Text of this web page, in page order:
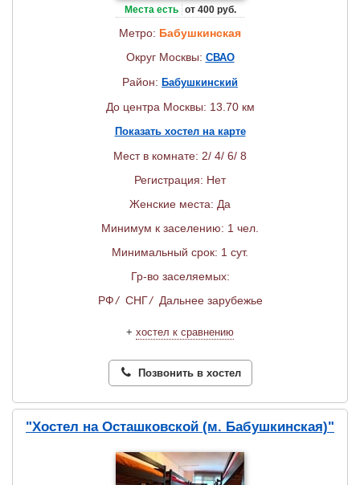
Места есть от 400 руб.
Метро: Бабушкинская
Округ Москвы: СВАО
Район: Бабушкинский
До центра Москвы: 13.70 км
Показать хостел на карте
Мест в комнате: 2/ 4/ 6/ 8
Регистрация: Нет
Женские места: Да
Минимум к заселению: 1 чел.
Минимальный срок: 1 сут.
Гр-во заселяемых:
РФ/ СНГ/ Дальнее зарубежье
+ хостел к сравнению
Позвонить в хостел
"Хостел на Осташковской (м. Бабушкинская)"